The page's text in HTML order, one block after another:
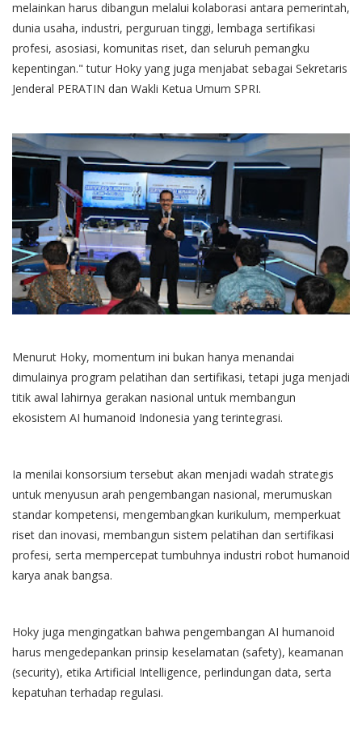
melainkan harus dibangun melalui kolaborasi antara pemerintah,
dunia usaha, industri, perguruan tinggi, lembaga sertifikasi
profesi, asosiasi, komunitas riset, dan seluruh pemangku
kepentingan." tutur Hoky yang juga menjabat sebagai Sekretaris
Jenderal PERATIN dan Wakli Ketua Umum SPRI.
Menurut Hoky, momentum ini bukan hanya menandai
dimulainya program pelatihan dan sertifikasi, tetapi juga menjadi
titik awal lahirnya gerakan nasional untuk membangun
ekosistem AI humanoid Indonesia yang terintegrasi.
Ia menilai konsorsium tersebut akan menjadi wadah strategis
untuk menyusun arah pengembangan nasional, merumuskan
standar kompetensi, mengembangkan kurikulum, memperkuat
riset dan inovasi, membangun sistem pelatihan dan sertifikasi
profesi, serta mempercepat tumbuhnya industri robot humanoid
karya anak bangsa.
Hoky juga mengingatkan bahwa pengembangan AI humanoid
harus mengedepankan prinsip keselamatan (safety), keamanan
(security), etika Artificial Intelligence, perlindungan data, serta
kepatuhan terhadap regulasi.